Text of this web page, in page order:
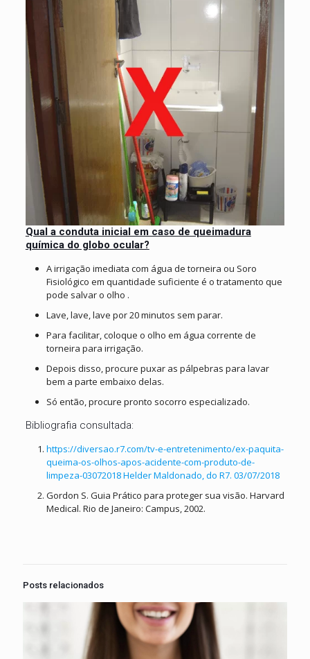
Qual a conduta inicial em caso de queimadura
química do globo ocular?
A irrigação imediata com água de torneira ou Soro
Fisiológico em quantidade suficiente é o tratamento que
pode salvar o olho .
Lave, lave, lave por 20 minutos sem parar.
Para facilitar, coloque o olho em água corrente de
torneira para irrigação.
Depois disso, procure puxar as pálpebras para lavar
bem a parte embaixo delas.
Só então, procure pronto socorro especializado.
Bibliografia consultada:
https://diversao.r7.com/tv-e-entretenimento/ex-paquita-
queima-os-olhos-apos-acidente-com-produto-de-
limpeza-03072018 Helder Maldonado, do R7. 03/07/2018
Gordon S. Guia Prático para proteger sua visão. Harvard
Medical. Rio de Janeiro: Campus, 2002.
Posts relacionados